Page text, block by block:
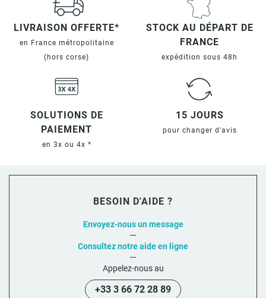
LIVRAISON OFFERTE*
en France métropolitaine
(hors corse)
STOCK AU DÉPART DE
FRANCE
expédition sous 48h
SOLUTIONS DE
PAIEMENT
en 3x ou 4x *
15 JOURS
pour changer d'avis
BESOIN D'AIDE ?
Envoyez-nous un message
Consultez notre aide en ligne
Appelez-nous au
+33 3 66 72 28 89